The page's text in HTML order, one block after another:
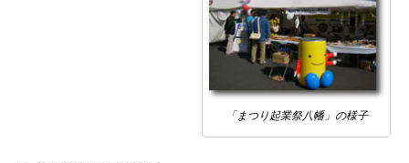
「まつり起業祭八幡」の様子